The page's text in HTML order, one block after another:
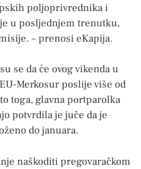
poljoprivrednika i
u posljednjem trenutku,
– prenosi eKapija.
se da će ovog vikenda u
Merkosur poslije više od
toga, glavna portparolka
potvrdila je juče da je
do januara.
naškoditi pregovaračkom